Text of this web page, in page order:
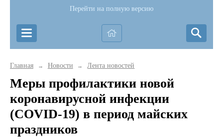
Перейти на полную версию
Главная → Новости → Лента новостей
Меры профилактики новой
коронавирусной инфекции
(COVID-19) в период майских
праздников